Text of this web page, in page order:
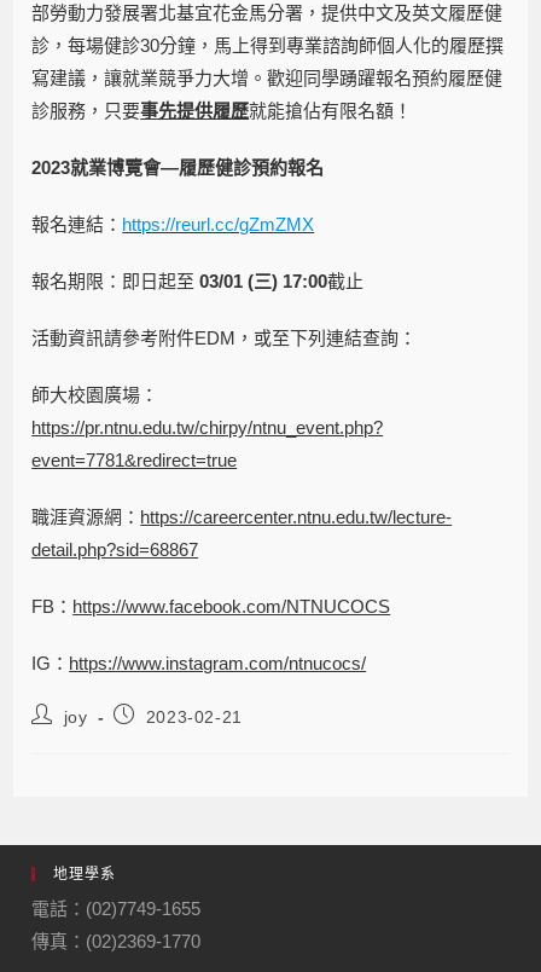
部勞動力發展署北基宜花金馬分署，提供中文及英文履歷健
診，每場健診30分鐘，馬上得到專業諮詢師個人化的履歷撰
寫建議，讓就業競爭力大增。歡迎同學踴躍報名預約履歷健
診服務，只要事先提供履歷就能搶佔有限名額！
2023就業博覽會—履歷健診預約報名
報名連結： https://reurl.cc/gZmZMX
報名期限：即日起至03/01 (三) 17:00截止
活動資訊請參考附件EDM，或至下列連結查詢：
師大校園廣場：
https://pr.ntnu.edu.tw/chirpy/ntnu_event.php?
event=7781&redirect=true
職涯資源網： https://careercenter.ntnu.edu.tw/lecture-
detail.php?sid=68867
FB： https://www.facebook.com/NTNUCOCS
IG： https://www.instagram.com/ntnucocs/
joy 2023-02-21
地理學系
電話：(02)7749-1655
傳真：(02)2369-1770